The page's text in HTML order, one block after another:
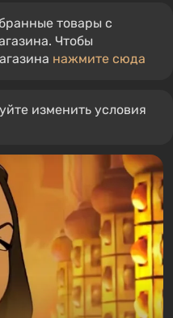
товары с
Чтобы
нажмите сюда
изменить условия